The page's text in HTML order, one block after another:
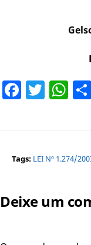
Tags: LEI Nº 1.274/
Deixe um